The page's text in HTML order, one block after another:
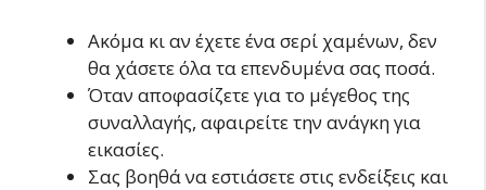
Ακόμα κι αν έχετε ένα σερί χαμένων, δεν
θα χάσετε όλα τα επενδυμένα σας ποσά.
Όταν αποφασίζετε για το μέγεθος της
συναλλαγής, αφαιρείτε την ανάγκη για
εικασίες.
Σας βοηθά να εστιάσετε στις ενδείξεις και